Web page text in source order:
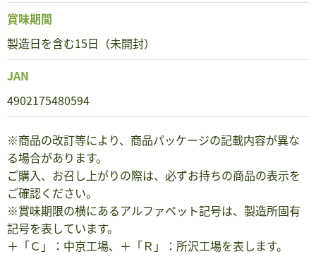
賞味期間
製造日を含む15日（未開封）
JAN
4902175480594
※商品の改訂等により、商品パッケージの記載内容が異な
る場合があります。
ご購入、お召し上がりの際は、必ずお持ちの商品の表示を
ご確認ください。
※賞味期限の横にあるアルファベット記号は、製造所固有
記号を表しています。
＋「Ｃ」：中京工場、＋「Ｒ」：所沢工場を表します。